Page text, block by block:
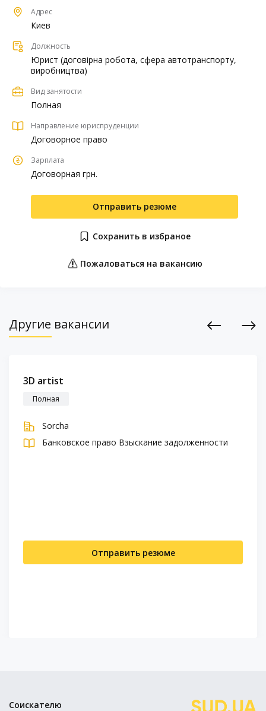
Адрес
Киев
Должность
Юрист (договірна робота, сфера автотранспорту,
виробництва)
Вид занятости
Полная
Направление юриспруденции
Договорное право
Зарплата
Договорная грн.
Отправить резюме
Сохранить в избраное
Пожаловаться на вакансию
Другие вакансии
3D artist
Полная
Sorcha
Банковское право Взыскание задолженности
Отправить резюме
Соискателю